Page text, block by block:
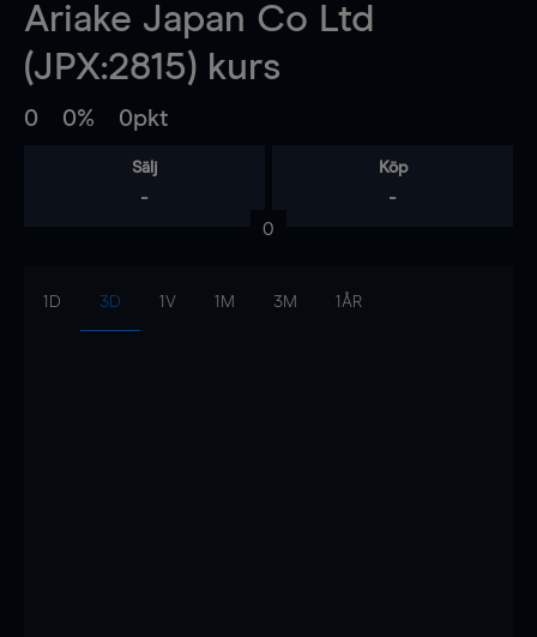
Ariake Japan Co Ltd
(JPX:2815) kurs
0 0% 0pkt
Sälj
-
Köp
-
0
1D 3D 1V 1M 3M 1ÅR